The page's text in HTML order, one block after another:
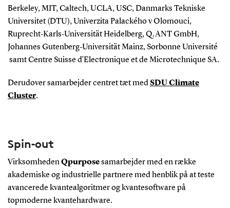
Berkeley, MIT, Caltech, UCLA, USC, Danmarks Tekniske
Universitet (DTU), Univerzita Palackého v Olomouci,
Ruprecht‑Karls‑Universität Heidelberg, Q.ANT GmbH,
Johannes Gutenberg‑Universität Mainz, Sorbonne Université
samt Centre Suisse d’Electronique et de Microtechnique SA.
Derudover samarbejder centret tæt medSDU Climate
Cluster.
Spin‑out
VirksomhedenQpurposesamarbejder med en række
akademiske og industrielle partnere med henblik på at teste
avancerede kvantealgoritmer og kvantesoftware på
topmoderne kvantehardware.